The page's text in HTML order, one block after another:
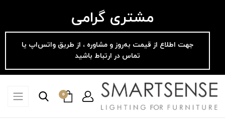
مشتری گرامی
جهت اطلاع از قیمت به‌روز و مشاوره ، از طریق واتس‌اپ یا
تماس در ارتباط باشید
0